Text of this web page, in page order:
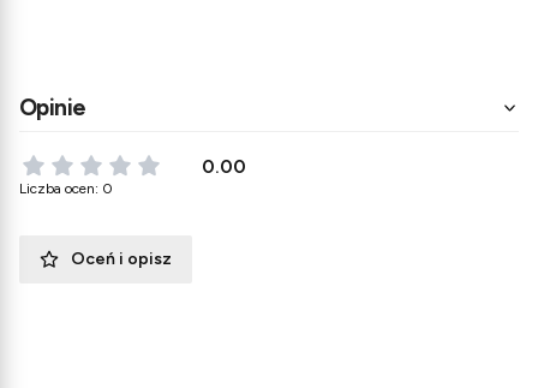
Opinie
0.00
Liczba ocen: 0
Oceń i opisz